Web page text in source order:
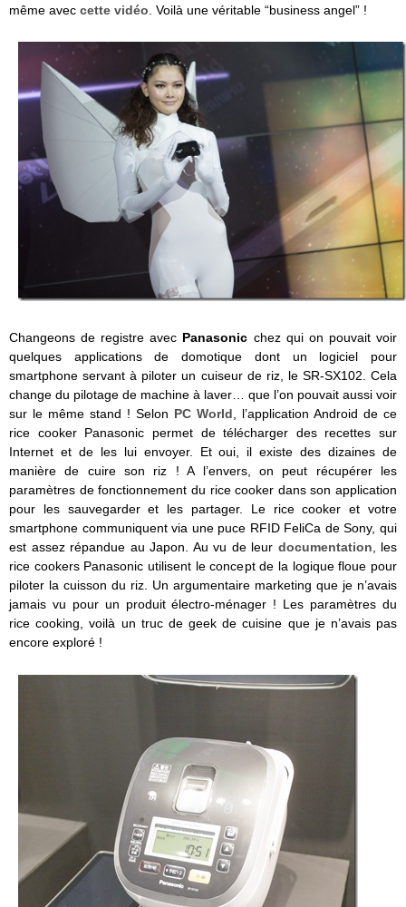
même avec cette vidéo . Voilà une véritable “business angel” !
Changeons de registre avec Panasonic chez qui on pouvait voir
quelques applications de domotique dont un logiciel pour
smartphone servant à piloter un cuiseur de riz, le SR-SX102. Cela
change du pilotage de machine à laver… que l’on pouvait aussi voir
sur le même stand ! Selon PC World, l’application Android de ce
rice cooker Panasonic permet de télécharger des recettes sur
Internet et de les lui envoyer. Et oui, il existe des dizaines de
manière de cuire son riz ! A l’envers, on peut récupérer les
paramètres de fonctionnement du rice cooker dans son application
pour les sauvegarder et les partager. Le rice cooker et votre
smartphone communiquent via une puce RFID FeliCa de Sony, qui
est assez répandue au Japon. Au vu de leur documentation, les
rice cookers Panasonic utilisent le concept de la logique floue pour
piloter la cuisson du riz. Un argumentaire marketing que je n’avais
jamais vu pour un produit électro-ménager ! Les paramètres du
rice cooking, voilà un truc de geek de cuisine que je n’avais pas
encore exploré !